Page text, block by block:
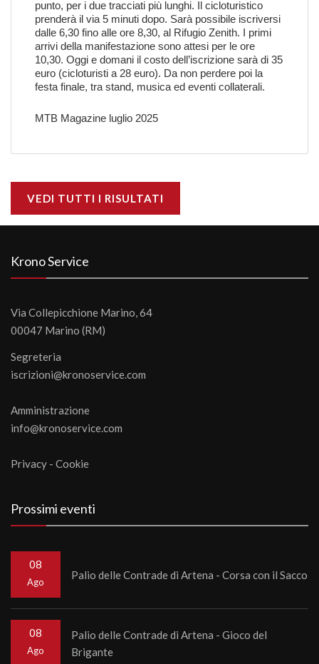
punto, per i due tracciati più lunghi. Il cicloturistico
prenderà il via 5 minuti dopo. Sarà possibile iscriversi
dalle 6,30 fino alle ore 8,30, al Rifugio Zenith. I primi
arrivi della manifestazione sono attesi per le ore
10,30. Oggi e domani il costo dell’iscrizione sarà di 35
euro (cicloturisti a 28 euro). Da non perdere poi la
festa finale, tra stand, musica ed eventi collaterali.
MTB Magazine luglio 2025
VEDI TUTTI I RISULTATI
Krono Service
Via Collepicchione Marino, 64
00047 Marino (RM)
Segreteria
iscrizioni@kronoservice.com
Amministrazione
info@kronoservice.com
Privacy - Cookie
Prossimi eventi
08
Ago
Palio delle Contrade di Artena - Corsa con il Sacco
08
Ago
Palio delle Contrade di Artena - Gioco del
Brigante